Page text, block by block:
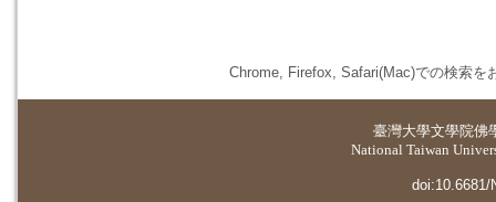
Chrome, Firefox, Safari(Mac)での検索を
臺灣大學文學院佛
National Taiwan
doi:10.6681/